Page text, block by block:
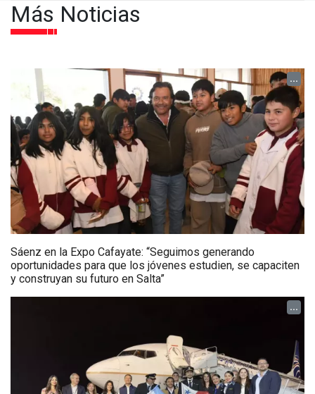
Más Noticias
...
Sáenz en la Expo Cafayate: “Seguimos generando
oportunidades para que los jóvenes estudien, se capaciten
y construyan su futuro en Salta”
...